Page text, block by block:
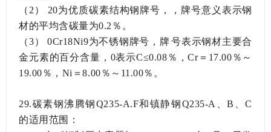
（2） 20为优质碳素结构钢牌号，，牌号意义表示钢
材的平均含碳量为0.2％。
（3）0Cr18Ni9为不锈钢牌号，牌号表示钢材主要合
金元素的百分含量，0表示C≤0.08％，Cr＝17.00％～
19.00％，Ni＝8.00％～11.00％。
29.碳素钢沸腾钢Q235-A.F和镇静钢Q235-A、B、C
的适用范围：